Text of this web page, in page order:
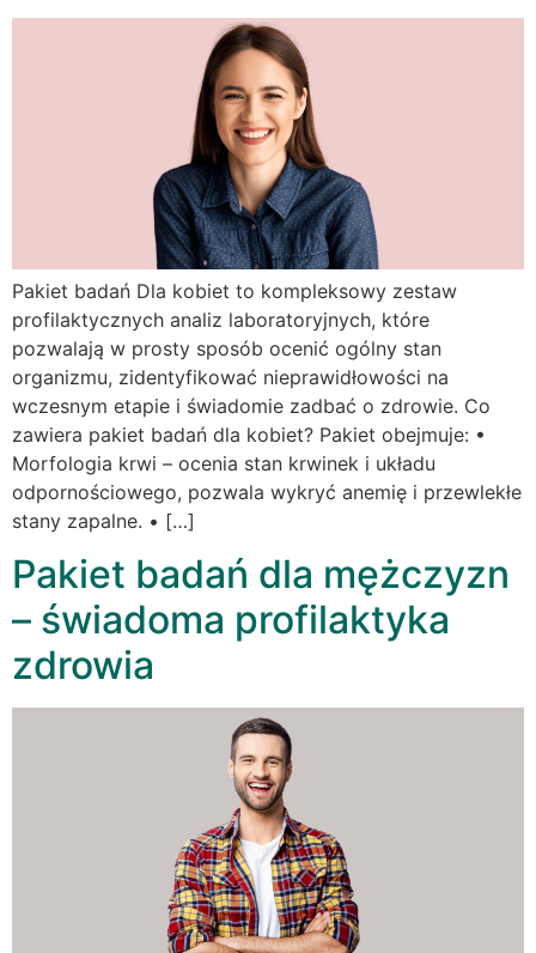
Pakiet badań Dla kobiet to kompleksowy zestaw
profilaktycznych analiz laboratoryjnych, które
pozwalają w prosty sposób ocenić ogólny stan
organizmu, zidentyfikować nieprawidłowości na
wczesnym etapie i świadomie zadbać o zdrowie. Co
zawiera pakiet badań dla kobiet? Pakiet obejmuje: •
Morfologia krwi – ocenia stan krwinek i układu
odpornościowego, pozwala wykryć anemię i przewlekłe
stany zapalne. • […]
Pakiet badań dla mężczyzn
– świadoma profilaktyka
zdrowia